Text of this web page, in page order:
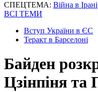
СПЕЦТЕМА: Війна в Ірані
ВСІ ТЕМИ
Вступ України в ЄС
Теракт в Барселоні
Байден
Цзінпіня та